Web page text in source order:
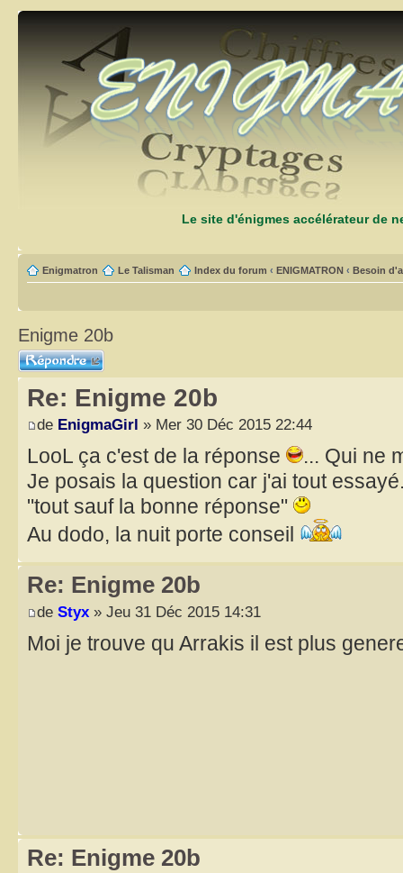
Le site d'énigmes accélérateur de
Enigmatron Le Talisman Index du forum ‹ ENIGMATRON ‹ Besoin
Enigme 20b
Répondre
Re: Enigme 20b
de EnigmaGirl » Mer 30 Déc 2015 22:44
LooL ça c'est de la réponse
... Qui ne
Je posais la question car j'ai tout
"tout sauf la bonne réponse"
Au dodo, la nuit porte conseil
Re: Enigme 20b
de Styx » Jeu 31 Déc 2015 14:31
Moi je trouve qu Arrakis il est plus
Re: Enigme 20b